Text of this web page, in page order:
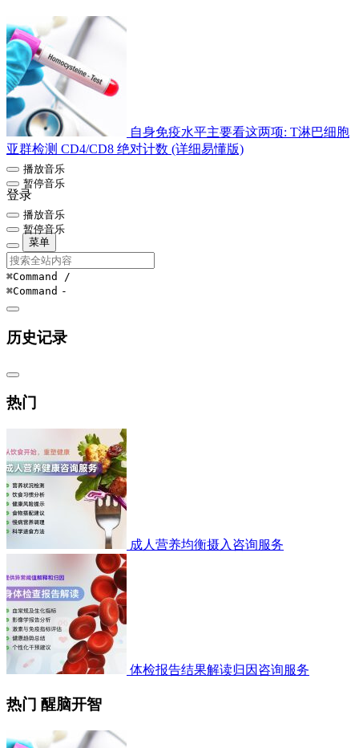
自身免疫水平主要看这两项: T淋巴细胞
亚群检测 CD4/CD8 绝对计数 (详细易懂版)
播放音乐
暂停音乐
登录
播放音乐
暂停音乐
菜单
⌘Command /
⌘Command -
历史记录
热门
成人营养均衡摄入咨询服务
体检报告结果解读归因咨询服务
热门 醒脑开智